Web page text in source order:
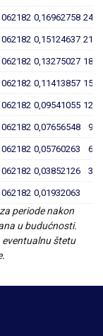
0,16962758
0,15124637
0,13275027
0,11413857
0,09541055
0,07656548
0,05760263
0,03852126
0,01932063
periode nakon
u budućnosti.
štetu